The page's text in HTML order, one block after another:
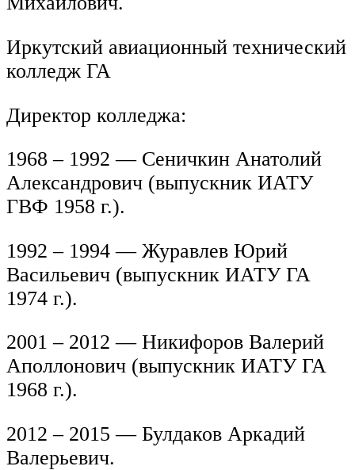
Иркутский авиационный технический
колледж ГА
Директор колледжа:
1968 – 1992 — Сеничкин Анатолий
Александрович (выпускник ИАТУ
ГВФ 1958 г.).
1992 – 1994 — Журавлев Юрий
Васильевич (выпускник ИАТУ ГА
1974 г.).
2001 – 2012 — Никифоров Валерий
Аполлонович (выпускник ИАТУ ГА
1968 г.).
2012 – 2015 — Булдаков Аркадий
Валерьевич.